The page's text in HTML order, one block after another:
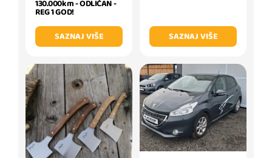
130.000km - ODLIČAN -
REG 1 GOD!
SAZNAJ VIŠE
SAZNAJ VIŠE